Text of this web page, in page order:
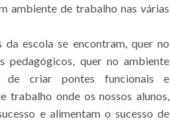
ambiente de trabalho nas várias
escola se encontram, quer no
pedagógicos, quer no ambiente
de criar pontes funcionais e
trabalho onde os nossos alunos,
e alimentam o sucesso de